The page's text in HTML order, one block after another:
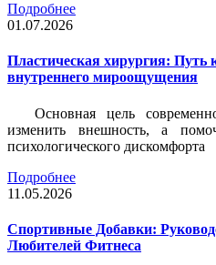
Подробнее
01.07.2026
Пластическая хирургия: Путь
внутреннего мироощущения
Основная цель
изменить внешность, а
психологического дискомфорта
Подробнее
11.05.2026
Спортивные Добавки:
Любителей Фитнеса